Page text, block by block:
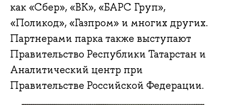
как «Сбер», «ВК», «БАРС Груп»,
«Поликод», «Газпром» и многих других.
Партнерами парка также выступают
Правительство Республики Татарстан и
Аналитический центр при
Правительстве Российской Федерации.